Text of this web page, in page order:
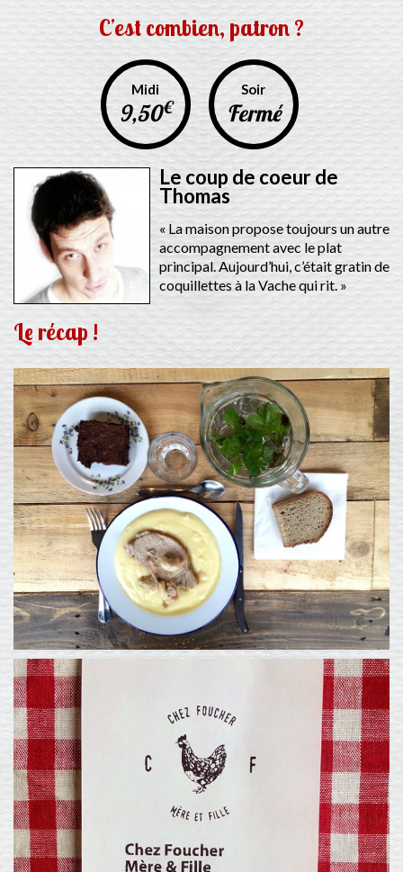
C’est combien, patron ?
Midi
9,50€
Soir
Fermé
Le coup de coeur de
Thomas
« La maison propose toujours un autre
accompagnement avec le plat
principal. Aujourd’hui, c’était gratin de
coquillettes à la Vache qui rit. »
Le récap !